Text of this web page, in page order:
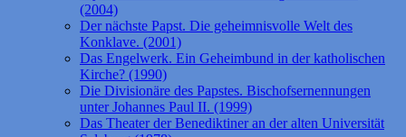
(2004)
Der nächste Papst. Die geheimnisvolle Welt des
Konklave. (2001)
Das Engelwerk. Ein Geheimbund in der katholischen
Kirche? (1990)
Die Divisionäre des Papstes. Bischofsernennungen
unter Johannes Paul II. (1999)
Das Theater der Benediktiner an der alten Universität